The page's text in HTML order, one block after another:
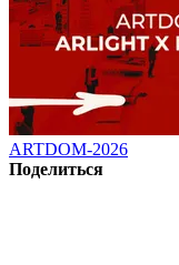
ARTDOM-2026
Поделиться